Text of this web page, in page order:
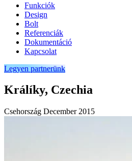
Funkciók
Design
Bolt
Referenciák
Dokumentáció
Kapcsolat
Legyen partnerünk
Králíky, Czechia
Csehország December 2015